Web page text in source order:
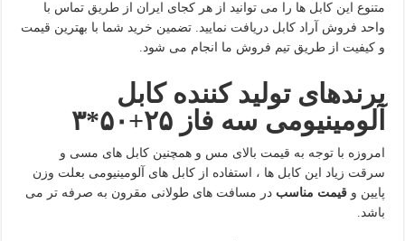
متنوع این کابل ها را می توانید از هر کجای ایران از طریق تماس با
واحد فروش آراد کابل دریافت نمایید. تضمین خرید شما با بهترین قیمت
و کیفیت از طریق تیم فروش ما انجام می شود.
برندهای تولید کننده کابل
آلومینیومی سه فاز ۲۵+۵۰*۳
امروزه با توجه به قیمت بالای مس و همچنین کابل های مسی و
سرقت زیاد این کابل ها ، استفاده از کابل های آلومینیومی بعلت وزن
پایین وقیمت مناسب در مسافت های طولانی مقرون به صرفه تر می
باشد.